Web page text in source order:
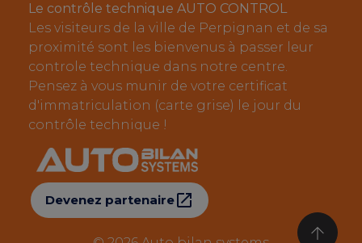
Le contrôle technique AUTO CONTROL
Les visiteurs de la ville de Perpignan et de sa
proximité sont les bienvenus à passer leur
controle technique dans notre centre.
Pensez à vous munir de votre certificat
d'immatriculation (carte grise) le jour du
contrôle technique !
Devenez partenaire